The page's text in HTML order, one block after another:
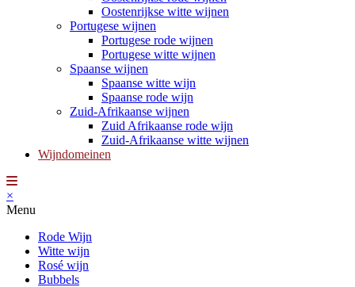
Oostenrijkse witte wijnen
Portugese wijnen
Portugese rode wijnen
Portugese witte wijnen
Spaanse wijnen
Spaanse witte wijn
Spaanse rode wijn
Zuid-Afrikaanse wijnen
Zuid Afrikaanse rode wijn
Zuid-Afrikaanse witte wijnen
Wijndomeinen
×
Menu
Rode Wijn
Witte wijn
Rosé wijn
Bubbels